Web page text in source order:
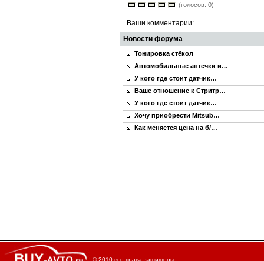
(голосов: 0)
Ваши комментарии:
Новости форума
Тонировка стёкол
Автомобильные аптечки и…
У кого где стоит датчик…
Ваше отношение к Стритр…
У кого где стоит датчик…
Хочу приобрести Mitsub…
Как меняется цена на б/…
© 2010 все права защищены